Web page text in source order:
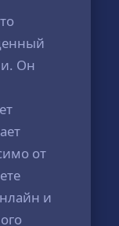
Он
от
и